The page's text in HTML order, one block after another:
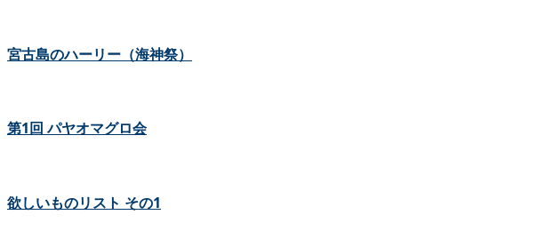
宮古島のハーリー（海神祭）
第1回 パヤオマグロ会
欲しいものリスト その1